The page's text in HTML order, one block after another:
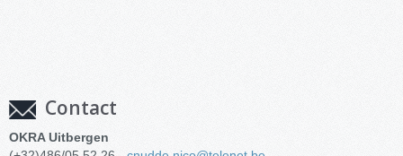
Contact
OKRA Uitbergen